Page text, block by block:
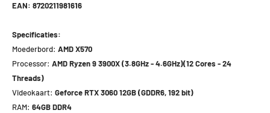
EAN: 8720211981616
Specificaties:
Moederbord: AMD X570
Processor: AMD Ryzen 9 3900X (3.8GHz - 4.6GHz)(12 Cores - 24
Threads)
Videokaart: Geforce RTX 3060 12GB (GDDR6, 192 bit)
RAM: 64GB DDR4